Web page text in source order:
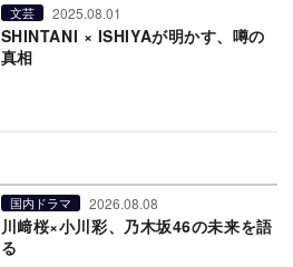
文芸 2025.08.01
SHINTANI × ISHIYAが明かす、噂の
真相
国内ドラマ 2026.08.08
川﨑桜×小川彩、乃木坂46の未来を語
る